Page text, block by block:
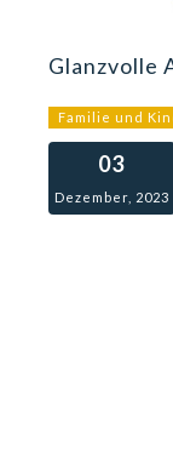
Glanzvolle
Familie und
03
Dezember, 2023